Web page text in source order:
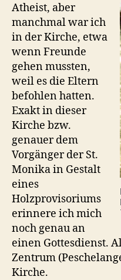
Atheist, aber
manchmal war ich
in der Kirche, etwa
wenn Freunde
gehen mussten,
weil es die Eltern
befohlen hatten.
Exakt in dieser
Kirche bzw.
genauer dem
Vorgänger der St.
Monika in Gestalt
eines
Holzprovisoriums
erinnere ich mich
noch genau an
einen Gottesdienst.
Zentrum
Kirche.